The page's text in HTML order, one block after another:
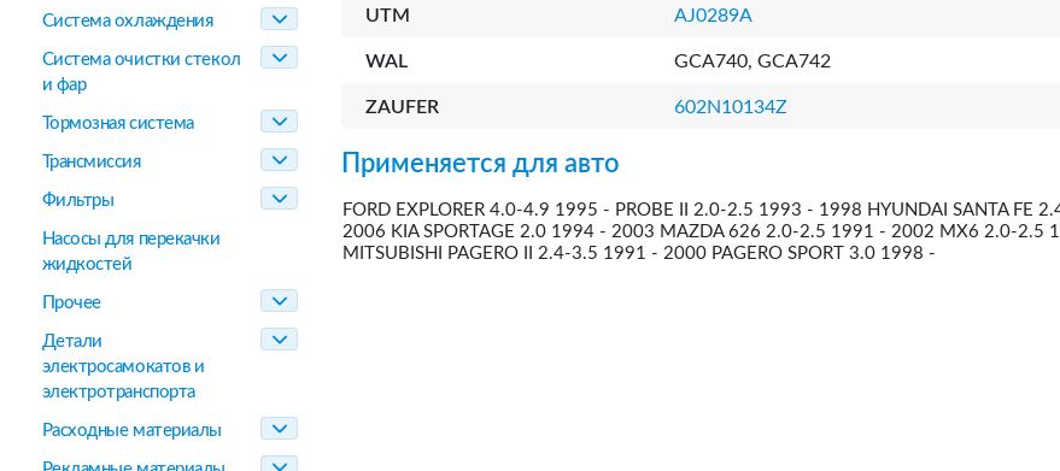
Система охлаждения
Система очистки стекол
и фар
Тормозная система
Трансмиссия
Фильтры
Насосы для перекачки
жидкостей
Прочее
Детали
электросамокатов и
электротранспорта
Расходные материалы
UTM AJ0289A
WAL GCA740, GCA742
ZAUFER 602N10134Z
Применяется для авто
FORD EXPLORER 4.0-4.9 1995 - PROBE II 2.0-2.5 1993 - 1998 HYUNDAI SANTA FE
2006 KIA SPORTAGE 2.0 1994 - 2003 MAZDA 626 2.0-2.5 1991 - 2002 MX6 2.0-2.5
MITSUBISHI PAGERO II 2.4-3.5 1991 - 2000 PAGERO SPORT 3.0 1998 -